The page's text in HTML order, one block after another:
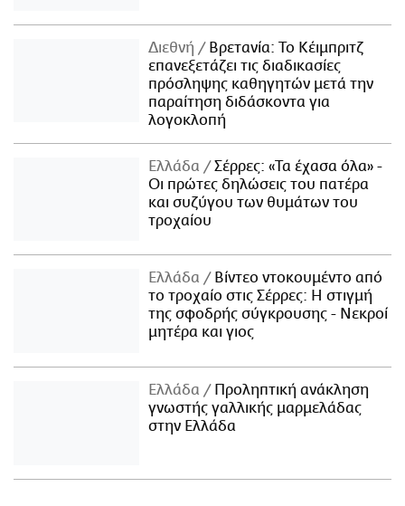
Διεθνή
Βρετανία: Το Κέιμπριτζ
επανεξετάζει τις διαδικασίες
πρόσληψης καθηγητών μετά την
παραίτηση διδάσκοντα για
λογοκλοπή
Ελλάδα
Σέρρες: «Τα έχασα όλα» -
Οι πρώτες δηλώσεις του πατέρα
και συζύγου των θυμάτων του
τροχαίου
Ελλάδα
Βίντεο ντοκουμέντο από
το τροχαίο στις Σέρρες: Η στιγμή
της σφοδρής σύγκρουσης - Νεκροί
μητέρα και γιος
Ελλάδα
Προληπτική ανάκληση
γνωστής γαλλικής μαρμελάδας
στην Ελλάδα